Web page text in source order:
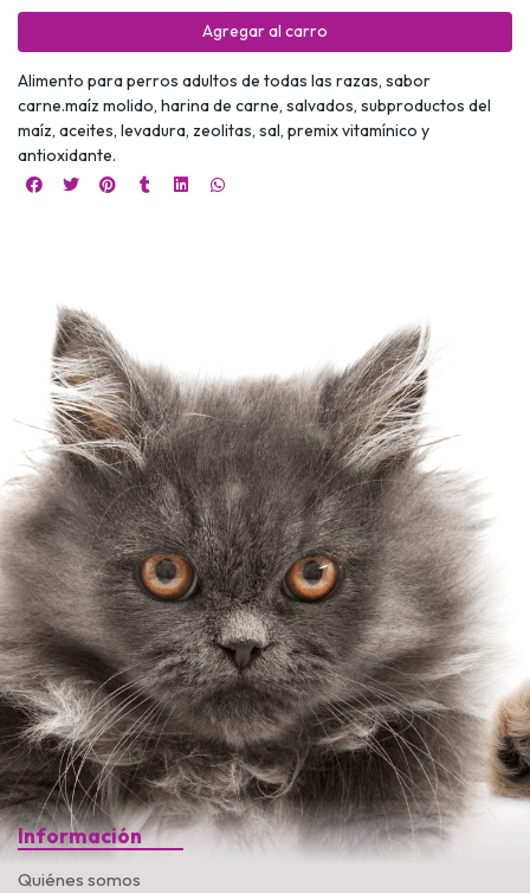
Agregar al carro
Alimento para perros adultos de todas las razas, sabor
carne.maíz molido, harina de carne, salvados, subproductos del
maíz, aceites, levadura, zeolitas, sal, premix vitamínico y
antioxidante.
Información
Quiénes somos